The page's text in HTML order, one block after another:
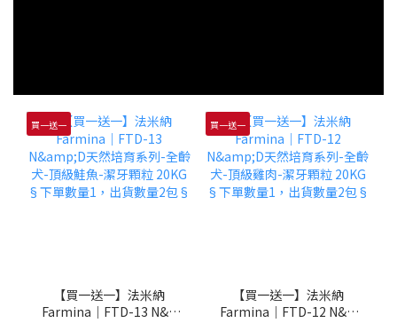
買一送一
【買一送一】法米納
Farmina｜FTD-13 N&D
買一送一
【買一送一】法米納
Farmina｜FTD-12 N&D